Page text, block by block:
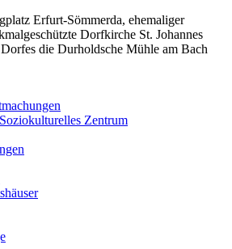
Erfurt-Sömmerda, ehemaliger
Dorfkirche St. Johannes
die Durholdsche Mühle am Bach
Zentrum